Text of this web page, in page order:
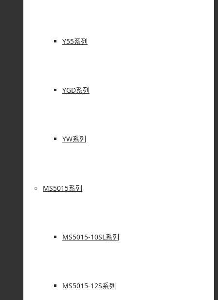
Y55系列
YGD系列
YW系列
MS5015系列
MS5015-10SL系列
MS5015-12S系列